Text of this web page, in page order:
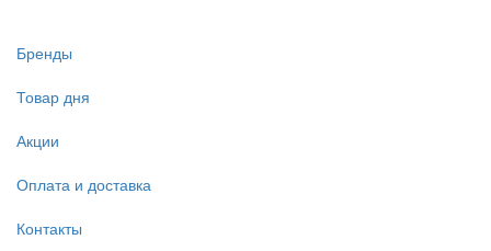
Бренды
Товар дня
Акции
Оплата и доставка
Контакты